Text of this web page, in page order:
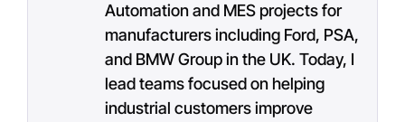
Automation and MES projects for
manufacturers including Ford, PSA,
and BMW Group in the UK. Today, I
lead teams focused on helping
industrial customers improve